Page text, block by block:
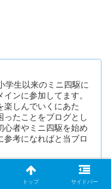
学生以来のミニ四駆に
ンに参加してます。
楽しんでいくにあた
ったことをブログとし
心者やミニ四駆を始め
参考になればと当ブロ
トップ サイドバー